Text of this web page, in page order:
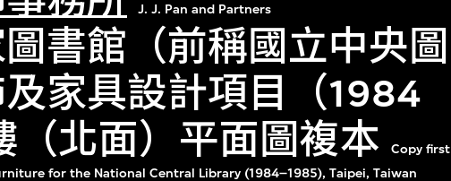
J. J. Pan and Partners
書館（前稱國立中央圖
家具設計項目（1984
（北面）平面圖複本
Copy first
for the National Central Library (1984–1985), Taipei, Taiwan